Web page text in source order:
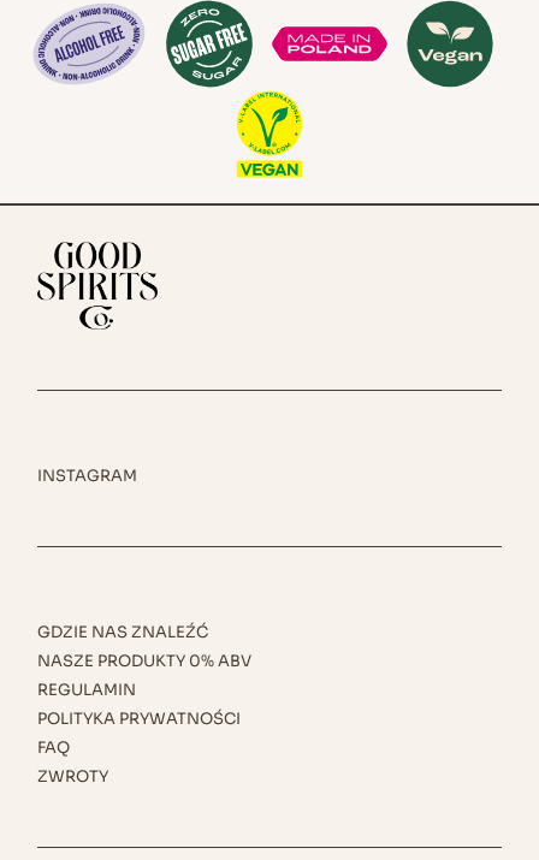
INSTAGRAM
GDZIE NAS ZNALEŹĆ
NASZE PRODUKTY 0% ABV
REGULAMIN
POLITYKA PRYWATNOŚCI
FAQ
ZWROTY